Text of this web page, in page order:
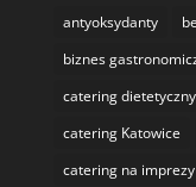
antyoksydanty
biznes
catering
catering Katowice
catering na